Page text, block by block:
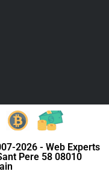
2026 - Web Experts
Pere 58 08010